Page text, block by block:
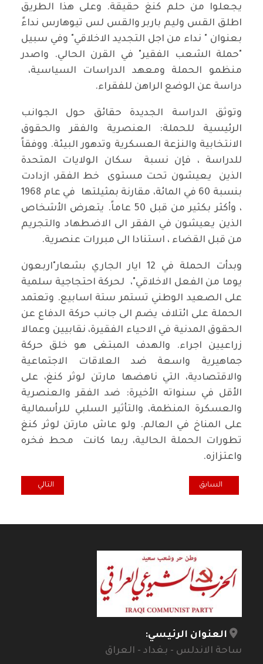
يجعلوا من حلم كنغ حقيقة. وعلى هذا الطريق
اطلق القس وليم باربر والقس لس تيوهارس نداءً
بعنوان " نداء من اجل التجديد الاخلاقي" وفي سبيل
"حملة الشعب الفقير" في القرن الحالي. واصدر
منظمو الحملة ومعهد الدراسات السياسية،
دراسة عن الوضع الراهن للفقراء.
وتوثق الدراسة الجديدة حقائق حول الجوانب
الرئيسية للحملة: العنصرية والفقر والحقوق
الانتخابية والنزعة العسكرية وتدهور البيئة. ووفقاً
للدراسة ، فإن نسبة سكان الولايات المتحدة
الذين يعيشون تحت مستوى خط الفقر، ازدادت
بنسبة 60 في المائة، مقارنة بمثيلتها في عام 1968
، وأكثر بكثير من قبل 50 عاماً. يتعرض الأشخاص
الذين يعيشون في الفقر الى الاضطهاد والتجريم
من قبل القضاء ، استنادا الى مبررات عنصرية.
وبدأت الحملة في 12 ايار الجاري بشعار"اربعون
يوما من الفعل الاخلاقي"، لحركة احتجاجية سلمية
على الصعيد الوطني تستمر ستة اسابيع. وتعتمد
الحملة على ائتلاف يضم الى جانب حركة الدفاع عن
الحقوق المدنية في الاحياء الفقيرة، نقابيين وعمالا
زراعيين اجراء. والهدف المبتغى هو خلق حركة
جماهيرية واسعة ضد العلاقات الاجتماعية
والاقتصادية، التي ناهضها مارتن لوثر كنغ، على
الأقل في سنواته الأخيرة: ضد الفقر والعنصرية
والعسكرة المنظمة، والتأثير السلبي للرأسمالية
على المناخ في العالم. ولو عاش مارتن لوثر كنغ
تطورات الحملة الحالية، ربما كانت محط فخره
واعتزازه.
المقال السابق: تهنئة الشيوعي العراقي بمناسبة ذكرى تأسيس الاتحاد
السابق المقال التالي:
التالي
العنوان الرئيسي:
ساحة الاندلس - بغداد - العراق